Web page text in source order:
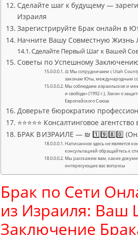
Сделайте шаг к будущему —
Израиля
Зарегистрируйте Брак онлайн в
Начните Вашу Совместную
Сделайте Первый Шаг к Вашей
Советы по Успешному
⚖ Мы сотрудничаем с Utah
законам Юты, международным
Мы соблюдаем израильское и
и свободе» (1992 г.), Закон о
Европейского Союза
Доверьте бюрократию
⭐⭐⭐⭐⭐ Консалтинговое
БРАК В ИЗРАИЛЕ — ₪ 1️⃣9️⃣8️⃣0️⃣
Написанное здесь не является
консультацией обращайтесь к
Мы расскажем вам, какие
интересующие вас вопросы
Брак по Сети
из Израиля: Ваш
Заключение